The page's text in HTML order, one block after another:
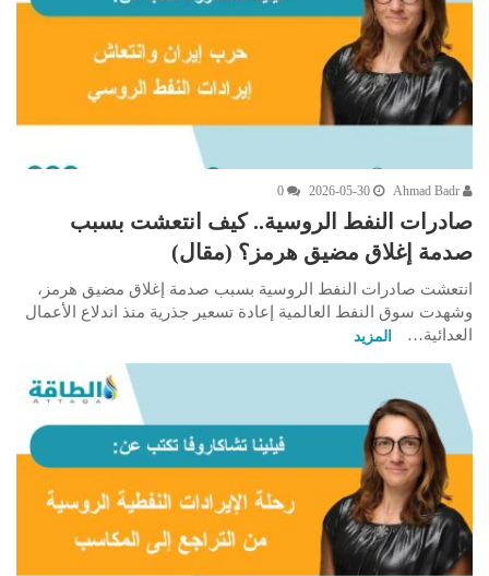
2026-05-30
0
صادرات النفط الروسية.. كيف انتعشت بسبب
صدمة إغلاق مضيق هرمز؟ (مقال)
انتعشت صادرات النفط الروسية بسبب صدمة إغلاق مضيق هرمز،
وشهدت سوق النفط العالمية إعادة تسعير جذرية منذ اندلاع الأعمال
العدائية…
المزيد